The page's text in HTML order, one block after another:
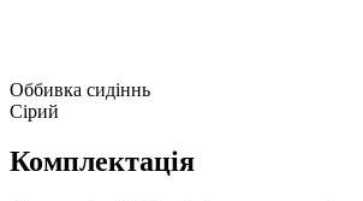
Оббивка сидіннь
Сірий
Комплектація